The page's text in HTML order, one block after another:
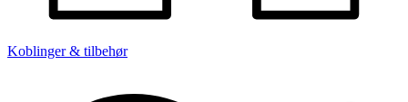
Koblinger & tilbehør